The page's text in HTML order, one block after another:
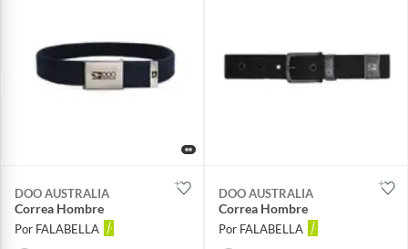
DOO AUSTRALIA
Correa Hombre
Por FALABELLA
DOO AUSTRALIA
Correa Hombre
Por FALABELLA